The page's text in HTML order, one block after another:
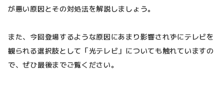
が悪い原因とその対処法を解説しましょう。
また、今回登場するような原因にあまり影響されずにテレビを
観られる選択肢として「光テレビ」についても触れていますの
で、ぜひ最後までご覧ください。